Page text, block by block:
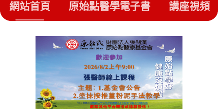
網站首頁 原始點醫學電子書 講座視頻